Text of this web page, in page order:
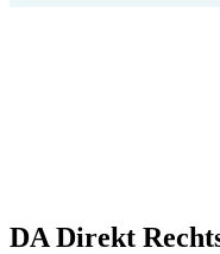
DA Direkt